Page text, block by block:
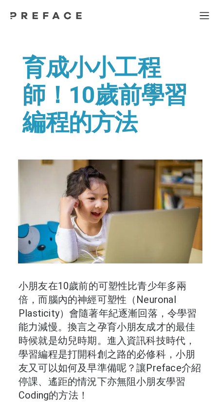
育成小小工程
師！10歲前學習
編程的方法
小朋友在10歲前的可塑性比青少年多兩
倍，而腦內的神經可塑性（Neuronal
Plasticity）會隨著年紀逐漸回落，令學習
能力減慢。換言之孕育小朋友成才的最佳
時候就是幼兒時期。進入資訊科技時代，
學習編程是打開科創之路的必修科，小朋
友又可以如何及早準備呢？讓Preface介紹
停課、遙距的情況下亦無阻小朋友學習
Coding的方法！